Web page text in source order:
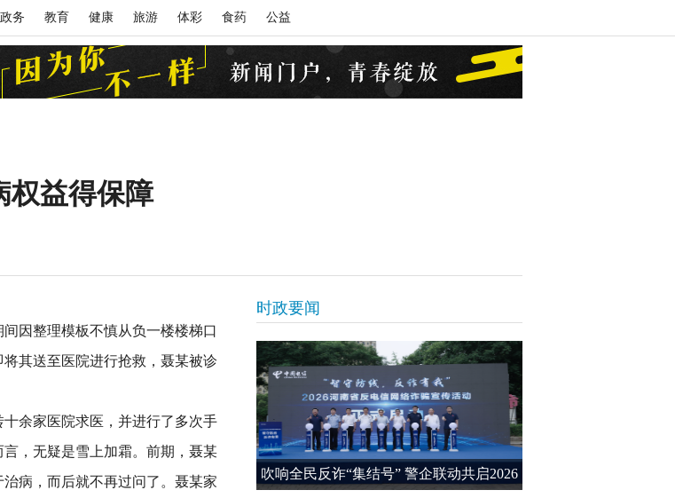
政务 教育 健康 旅游 体彩 食药 公益
权益得保障
因整理模板不慎从负一楼楼梯口
其送至医院进行抢救，聂某被诊
余家医院求医，并进行了多次手
，无疑是雪上加霜。前期，聂某
病，而后就不再过问了。聂某家
时政要闻
吹响全民反诈“集结号” 警企联动共启2026